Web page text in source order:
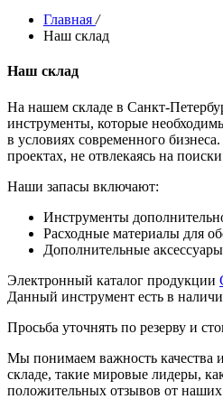
Главная /
Наш склад
Наш склад
На нашем складе в Санкт-
инструменты, которые
в условиях современного
проектах, не отвлекаясь на
Наши запасы включают:
Инструменты
Расходные материалы для
Дополнительные
Электронный каталог продукции
Данный инструмент есть в
Просьба уточнять по резерву и
Мы понимаем важность качества
складе, такие мировые лидеры,
положительных отзывов от